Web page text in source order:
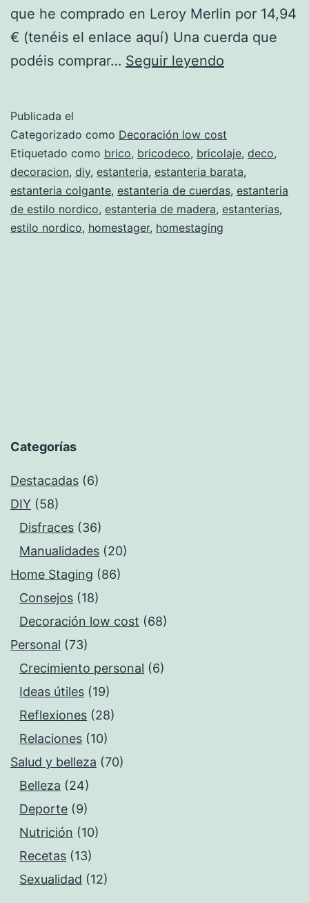
que he comprado en Leroy Merlin por 14,94
€ (tenéis el enlace aquí) Una cuerda que
podéis comprar… Seguir leyendo
maciza
y
cuerdas
Publicada el
Categorizado como Decoración low cost
Etiquetado como brico, bricodeco, bricolaje, deco,
decoracion, diy, estanteria, estanteria barata,
estanteria colgante, estanteria de cuerdas, estanteria
de estilo nordico, estanteria de madera, estanterias,
estilo nordico, homestager, homestaging
Categorías
Destacadas (6)
DIY (58)
Disfraces (36)
Manualidades (20)
Home Staging (86)
Consejos (18)
Decoración low cost (68)
Personal (73)
Crecimiento personal (6)
Ideas útiles (19)
Reflexiones (28)
Relaciones (10)
Salud y belleza (70)
Belleza (24)
Deporte (9)
Nutrición (10)
Recetas (13)
Sexualidad (12)